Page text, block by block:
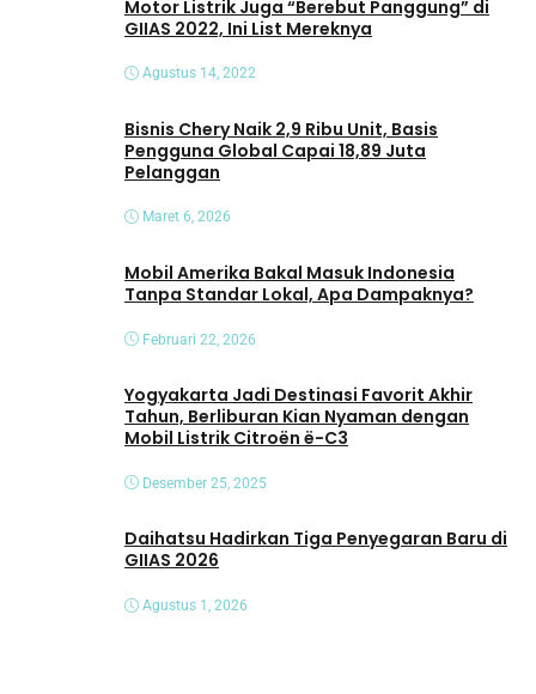
Motor Listrik Juga “Berebut Panggung” di
GIIAS 2022, Ini List Mereknya
Agustus 14, 2022
Bisnis Chery Naik 2,9 Ribu Unit, Basis
Pengguna Global Capai 18,89 Juta
Pelanggan
Maret 6, 2026
Mobil Amerika Bakal Masuk Indonesia
Tanpa Standar Lokal, Apa Dampaknya?
Februari 22, 2026
Yogyakarta Jadi Destinasi Favorit Akhir
Tahun, Berliburan Kian Nyaman dengan
Mobil Listrik Citroën ë-C3
Desember 25, 2025
Daihatsu Hadirkan Tiga Penyegaran Baru di
GIIAS 2026
Agustus 1, 2026